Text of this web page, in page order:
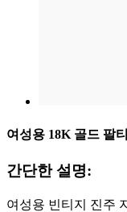
여성용 18K 골드 팔
간단한 설명:
여성용 빈티지 진주